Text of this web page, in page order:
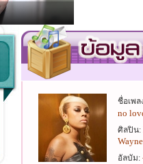
ชื่อเพล
no
ศิลปิน:
Wayne
อัลบัม: